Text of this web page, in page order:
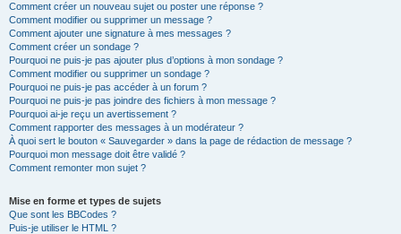
Comment créer un nouveau sujet ou poster une réponse ?
Comment modifier ou supprimer un message ?
Comment ajouter une signature à mes messages ?
Comment créer un sondage ?
Pourquoi ne puis-je pas ajouter plus d’options à mon sondage ?
Comment modifier ou supprimer un sondage ?
Pourquoi ne puis-je pas accéder à un forum ?
Pourquoi ne puis-je pas joindre des fichiers à mon message ?
Pourquoi ai-je reçu un avertissement ?
Comment rapporter des messages à un modérateur ?
À quoi sert le bouton « Sauvegarder » dans la page de rédaction de message ?
Pourquoi mon message doit être validé ?
Comment remonter mon sujet ?
Mise en forme et types de sujets
Que sont les BBCodes ?
Puis-je utiliser le HTML ?